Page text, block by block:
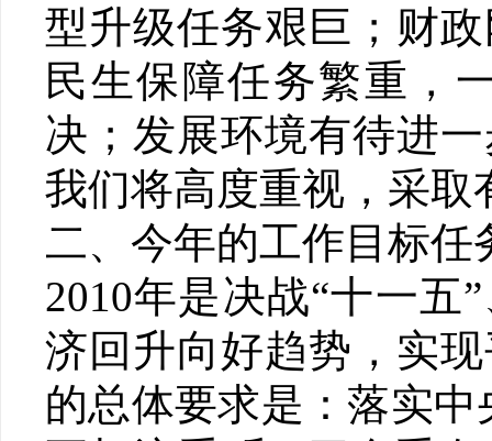
型升级任务艰巨；财
民生保障任务繁重，
决；发展环境有待进
我们将高度重视，采
二、今年的工作目标任
2010年是决战“十一五
济回升向好趋势，实
的总体要求是：落实